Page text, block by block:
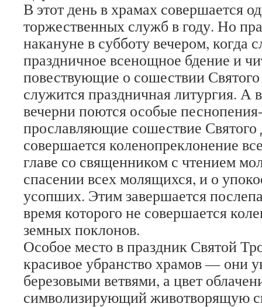
В этот день в храмах совершается
торжественных служб в году. Но
накануне в субботу вечером, когда
праздничное всенощное бдение и
повествующие о сошествии
служится праздничная литургия. А
вечерни поются особые
прославляющие сошествие
совершается коленопреклонение
главе со священником с чтением
спасении всех молящихся, и о
усопших. Этим завершается
время которого не совершается
земных поклонов.
Особое место в праздник Святой
красивое убранство храмов — они
березовыми ветвями, а цвет
символизирующий животворящую